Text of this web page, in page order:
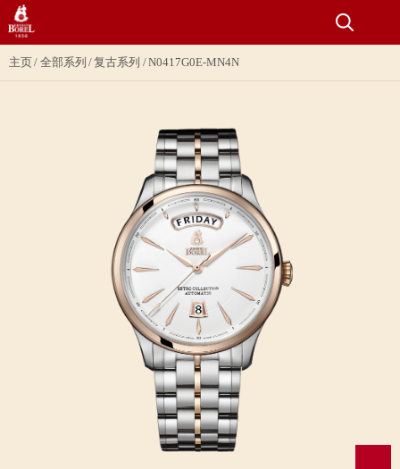
主页 全部系列 复古系列 N0417G0E-MN4N